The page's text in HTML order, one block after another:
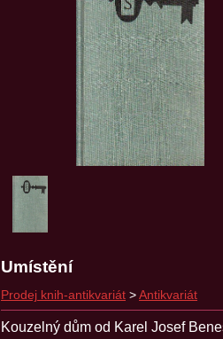
Umístění
Prodej knih-antikvariát > Antikvariát
Kouzelný dům od Karel Josef